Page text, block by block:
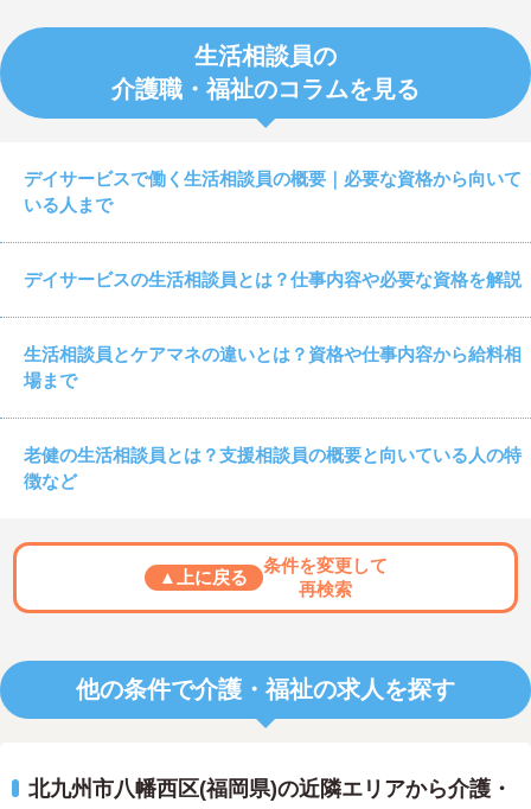
生活相談員の
介護職・福祉のコラムを見る
デイサービスで働く生活相談員の概要｜必要な資格から向いて
いる人まで
デイサービスの生活相談員とは？仕事内容や必要な資格を解説
生活相談員とケアマネの違いとは？資格や仕事内容から給料相
場まで
老健の生活相談員とは？支援相談員の概要と向いている人の特
徴など
▲上に戻る
条件を変更して
再検索
他の条件で介護・福祉の求人を探す
北九州市八幡西区(福岡県)の近隣エリアから介護・